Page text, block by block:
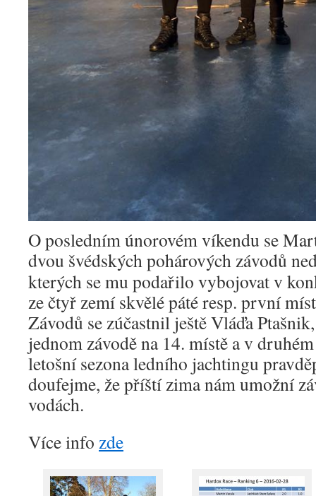
O posledním únorovém víkendu se
dvou švédských pohárových závodů
kterých se mu podařilo vybojovat v
ze čtyř zemí skvělé páté resp. první
Závodů se zúčastnil ještě Vláďa
jednom závodě na 14. místě a v
letošní sezona ledního jachtingu
doufejme, že příští zima nám umožní
vodách.
Více info zde